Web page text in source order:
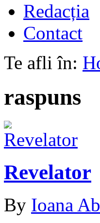
Redacția
Contact
Te afli în:
raspuns
Revelator
By Ioana